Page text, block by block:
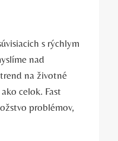
s rýchlym
nad
na životné
celok. Fast
problémov,